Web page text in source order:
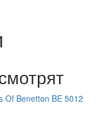
Of Benetton BE 5012